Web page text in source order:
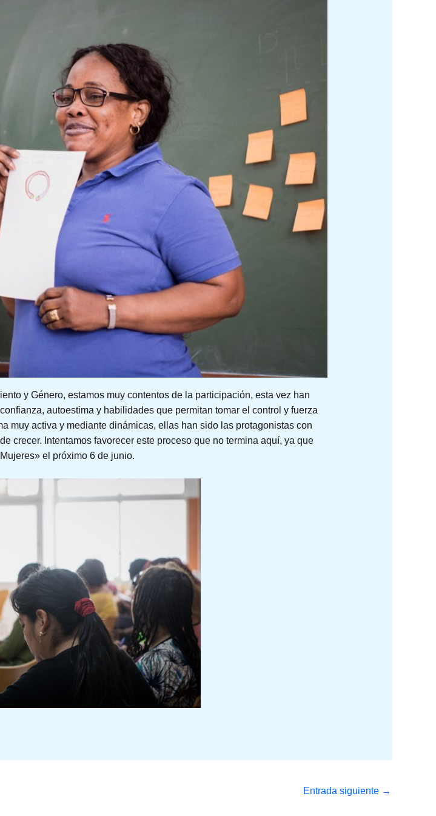
y Género, estamos muy contentos de la participación, esta vez han
autoestima y habilidades que permitan tomar el control y fuerza
muy activa y mediante dinámicas, ellas han sido las protagonistas con
crecer. Intentamos favorecer este proceso que no termina aquí, ya que
el próximo 6 de junio.
Entrada siguiente →